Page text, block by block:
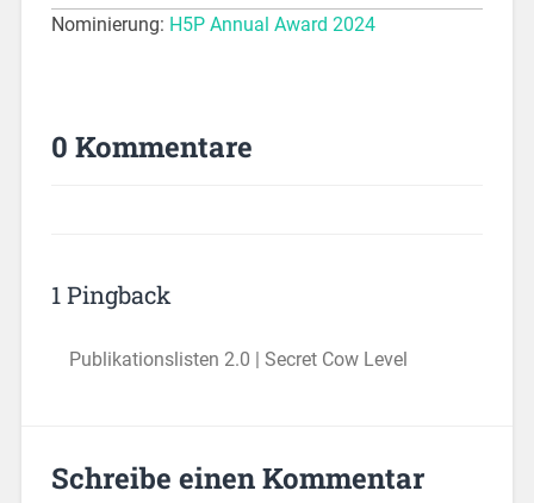
Nominierung: H5P Annual Award 2024
0 Kommentare
1 Pingback
Publikationslisten 2.0 | Secret Cow Level
Schreibe einen Kommentar